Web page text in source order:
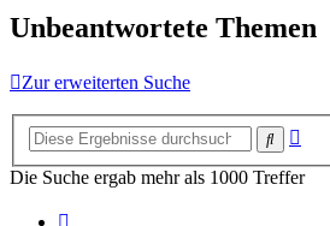
Unbeantwortete Themen
Zur erweiterten Suche
Suche
Die Suche ergab mehr als 1000 Treffer